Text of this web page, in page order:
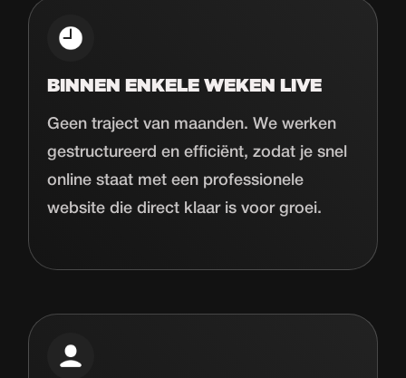
BINNEN ENKELE WEKEN LIVE
Geen traject van maanden. We werken
gestructureerd en efficiënt, zodat je snel
online staat met een professionele
website die direct klaar is voor groei.